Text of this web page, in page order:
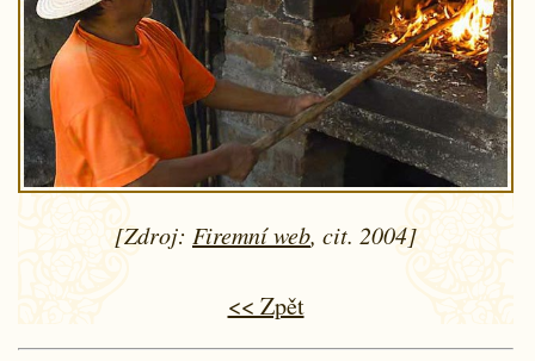
[Zdroj: Firemní web, cit. 2004]
<< Zpět